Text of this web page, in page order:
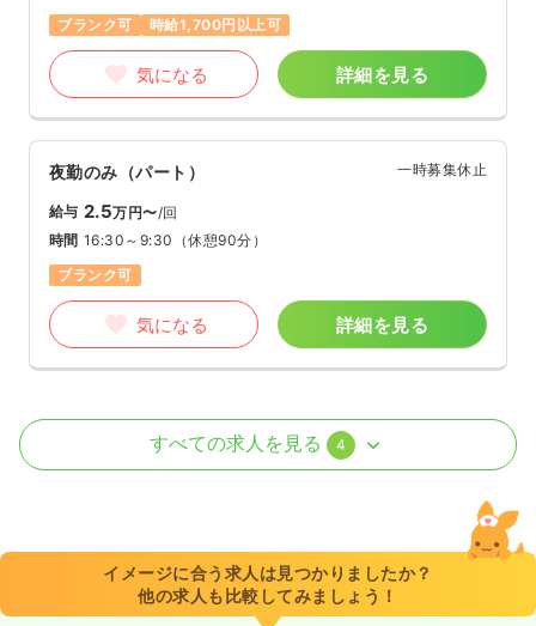
ブランク可
時給1,700円以上可
気になる 詳細を見る
夜勤のみ（パート） 一時募集休止
給与 2.5万円〜/回
時間 16:30～9:30 （休憩90分）
ブランク可
気になる 詳細を見る
外来
8:30～17:15
日祝休み
4週8休以上 ブランク可
第二新卒可
すべての求人を見る 4
イメージに合う求人は見つかりましたか？
他の求人も比較してみましょう！